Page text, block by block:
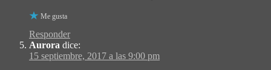
Me gusta
Responder
Aurora dice:
15 septiembre, 2017 a las 9:00 pm